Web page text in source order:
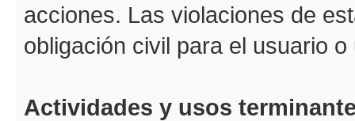
acciones. Las violaciones de
obligación civil para el usuario
Actividades y usos